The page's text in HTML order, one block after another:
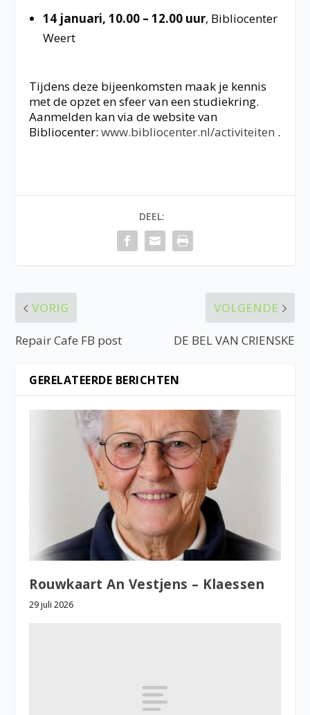
14 januari, 10.00 – 12.00 uur, Bibliocenter
Weert
Tijdens deze bijeenkomsten maak je kennis
met de opzet en sfeer van een studiekring.
Aanmelden kan via de website van
Bibliocenter:www.bibliocenter.nl/activiteiten .
DEEL:
VORIG
Repair Cafe FB post
VOLGENDE
DE BEL VAN CRIENSKE
GERELATEERDE BERICHTEN
Rouwkaart An Vestjens – Klaessen
29 juli 2026